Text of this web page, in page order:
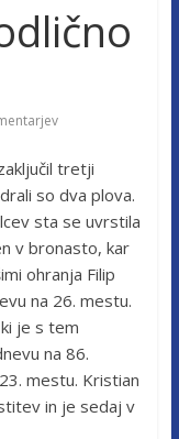
tretji
so dva plova.
sta se uvrstila
v bronasto, kar
ohranja Filip
na 26. mestu.
je s tem
na 86.
mestu. Kristian
in je sedaj v